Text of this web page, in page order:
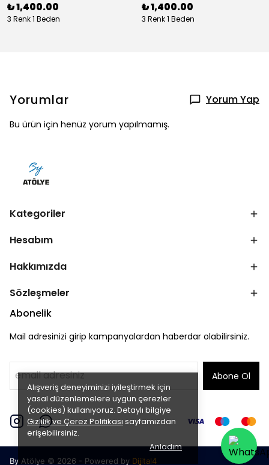
Alışveriş deneyiminizi iyileştirmek için
yasal düzenlemelere uygun çerezler
(cookies) kullanıyoruz. Detaylı bilgiye
Gizlilik ve Çerez Politikası sayfamızdan
erişebilirsiniz.
Anladım
₺ 1,400.00
3 Renk 1 Beden
₺ 1,400.00
3 Renk 1 Beden
Yorumlar Yorum Yap
Bu ürün için henüz yorum yapılmamış.
Kategoriler
Hesabım
Hakkımızda
Sözleşmeler
Abonelik
Mail adresinizi girip kampanyalardan haberdar olabilirsiniz.
Abone Ol
By Atölye © 2026 - Powered by Dijital4